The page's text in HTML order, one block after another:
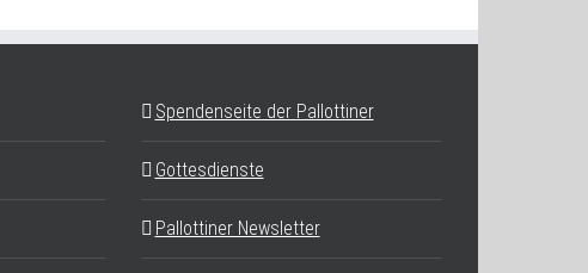
Spendenseite der Pallottiner
Gottesdienste
Pallottiner Newsletter